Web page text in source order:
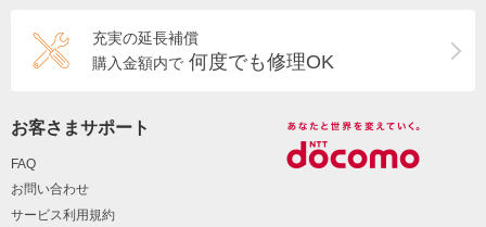
充実の延長補償
購入金額内で 何度でも修理OK
お客さまサポート
FAQ
お問い合わせ
サービス利用規約